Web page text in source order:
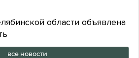
области объявлена
все новости